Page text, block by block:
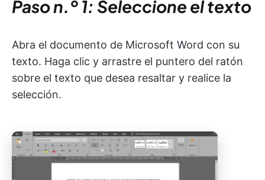
Paso n.º 1: Seleccione el texto
Abra el documento de Microsoft Word con su
texto. Haga clic y arrastre el puntero del ratón
sobre el texto que desea resaltar y realice la
selección.